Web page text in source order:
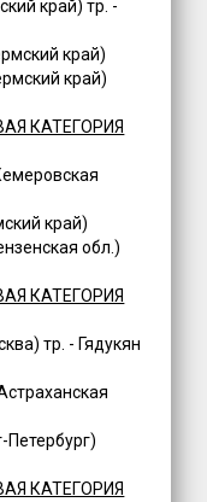
край) тр. -
край)
край)
КАТЕГОРИЯ
край)
обл.)
КАТЕГОРИЯ
тр. - Гядукян
КАТЕГОРИЯ